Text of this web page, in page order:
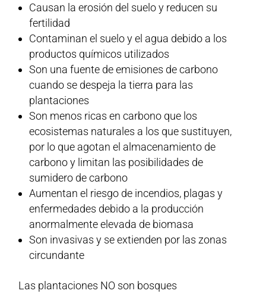
Causan la erosión del suelo y reducen su
fertilidad
Contaminan el suelo y el agua debido a los
productos químicos utilizados
Son una fuente de emisiones de carbono
cuando se despeja la tierra para las
plantaciones
Son menos ricas en carbono que los
ecosistemas naturales a los que sustituyen,
por lo que agotan el almacenamiento de
carbono y limitan las posibilidades de
sumidero de carbono
Aumentan el riesgo de incendios, plagas y
enfermedades debido a la producción
anormalmente elevada de biomasa
Son invasivas y se extienden por las zonas
circundante
Las plantaciones NO son bosques